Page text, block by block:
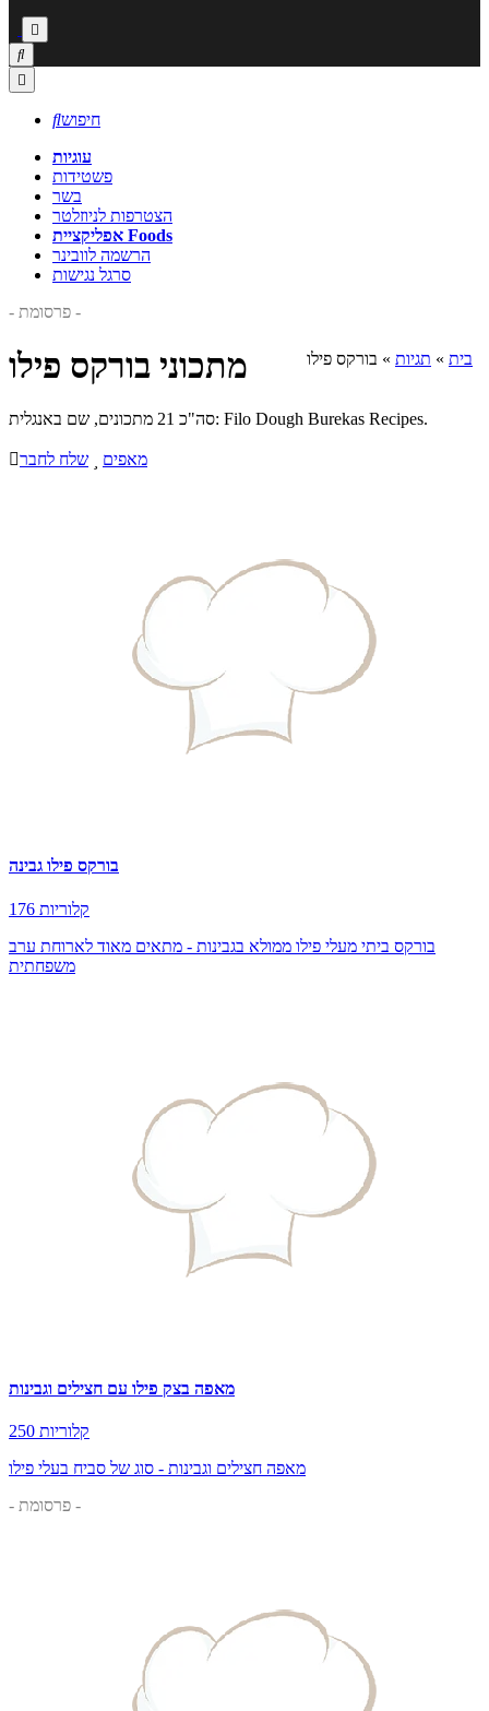



חיפוש
עוגיות
פשטידות
בשר
הצטרפות לניוזלטר
אפליקציית Foods
הרשמה לוובינר
סרגל נגישות
- פרסומת -
בית » תגיות » בורקס פילו מתכוני בורקס פילו
סה"כ 21 מתכונים, שם באנגלית: Filo Dough Burekas Recipes.
שלח לחבר מאפים
בורקס פילו גבינה
176 קלוריות
בורקס ביתי מעלי פילו ממולא בגבינות - מתאים מאוד לארוחת ערב
משפחתית
מאפה בצק פילו עם חצילים וגבינות
250 קלוריות
מאפה חצילים וגבינות - סוג של סביח בעלי פילו
- פרסומת -